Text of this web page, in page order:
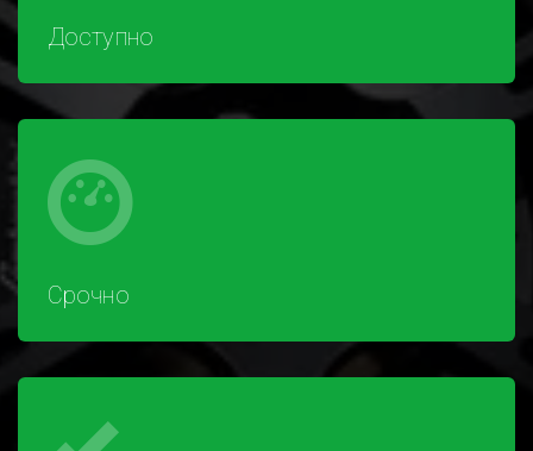
Доступно
Срочно